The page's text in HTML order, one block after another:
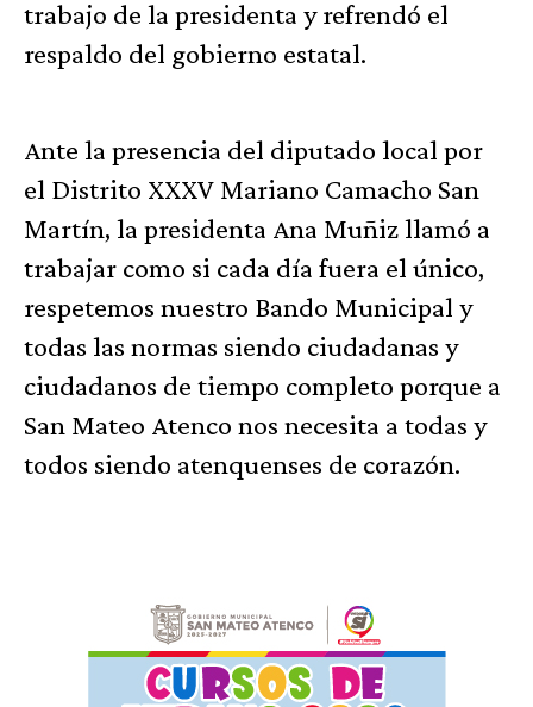
trabajo de la presidenta y refrendó el
respaldo del gobierno estatal.
Ante la presencia del diputado local por
el Distrito XXXV Mariano Camacho San
Martín, la presidenta Ana Muñiz llamó a
trabajar como si cada día fuera el único,
respetemos nuestro Bando Municipal y
todas las normas siendo ciudadanas y
ciudadanos de tiempo completo porque a
San Mateo Atenco nos necesita a todas y
todos siendo atenquenses de corazón.